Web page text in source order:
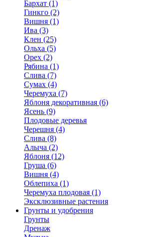
Бархат (1)
Гинкго (2)
Вишня (1)
Ива (3)
Клен (25)
Ольха (5)
Орех (2)
Рябина (1)
Слива (7)
Сумах (4)
Черемуха (7)
Яблоня декоративная (6)
Ясень (9)
Плодовые деревья
Черешня (4)
Слива (8)
Алыча (2)
Яблоня (12)
Груша (6)
Вишня (4)
Облепиха (1)
Черемуха плодовая (1)
Эксклюзивные растения
Грунты и удобрения
Грунты
Дренаж